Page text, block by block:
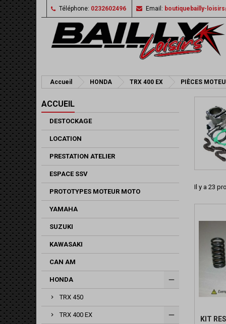
Téléphone: 0232602496 Email: boutiquebailly-
Accueil HONDA TRX 400 EX PIÈCES
ACCUEIL
DESTOCKAGE
LOCATION
PRESTATION ATELIER
ESPACE SSV
PROTOTYPES MOTEUR MOTO
YAMAHA
SUZUKI
KAWASAKI
CAN AM
HONDA
TRX 450
TRX 400 EX
Il y a 23
KIT